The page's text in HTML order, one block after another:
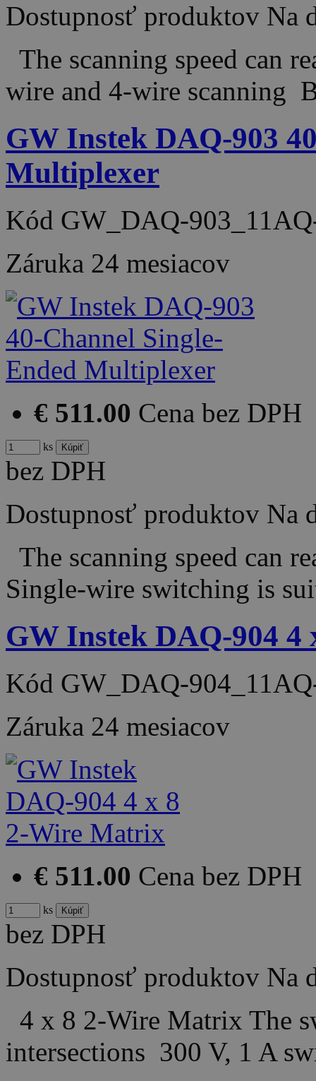
Dostupnosť produktov Na
The scanning speed can
wire and 4-wire
GW Instek DAQ-903
Multiplexer
Kód GW_DAQ-
Záruka 24 mesiacov
€ 511.00 Cena bez DPH
ks
bez DPH
Dostupnosť produktov Na
The scanning speed can
Single-wire switching is
GW Instek DAQ-904
Kód GW_DAQ-
Záruka 24 mesiacov
€ 511.00 Cena bez DPH
ks
bez DPH
Dostupnosť produktov Na
4 x 8 2-Wire Matrix The
intersections 300 V, 1 A